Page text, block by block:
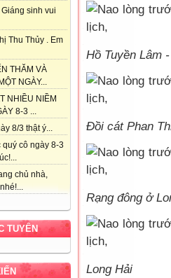
sinh vui
Thu Thủy . Em
THĂM VÀ
NGÀY...
NHIỀU NIỀM
8-3 ...
8/3 thật ý...
quý cô ngày 8-3
chủ nhà,
TUYẾN
Hồ Tuyền Lâm
Đồi cát Phan
Rạng đông ở
Long Hải